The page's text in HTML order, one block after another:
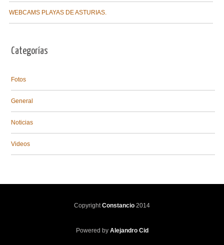
WEBCAMS PLAYAS DE ASTURIAS.
Categorías
Fotos
General
Noticias
Videos
Copyright Constancio 2014
Powered by Alejandro Cid